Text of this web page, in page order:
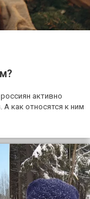
активно
как относятся к ним